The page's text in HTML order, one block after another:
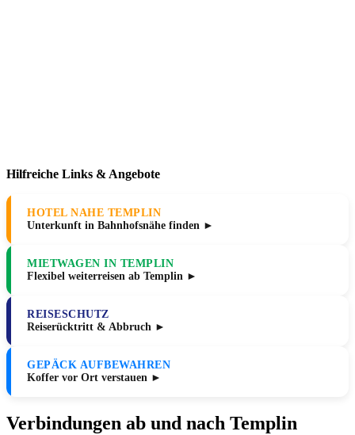
Hilfreiche Links & Angebote
HOTEL NAHE TEMPLIN
Unterkunft in Bahnhofsnähe finden ►
MIETWAGEN IN TEMPLIN
Flexibel weiterreisen ab Templin ►
REISESCHUTZ
Reiserücktritt & Abbruch ►
GEPÄCK AUFBEWAHREN
Koffer vor Ort verstauen ►
Verbindungen ab und nach Templin